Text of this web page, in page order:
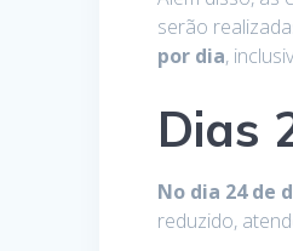
serão
por dia,
Dias
No dia 24 de
reduzido,